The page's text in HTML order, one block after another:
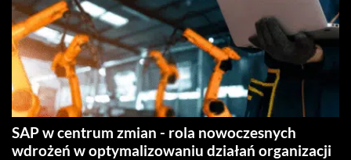
SAP w centrum zmian - rola nowoczesnych
wdrożeń w optymalizowaniu działań organizacji